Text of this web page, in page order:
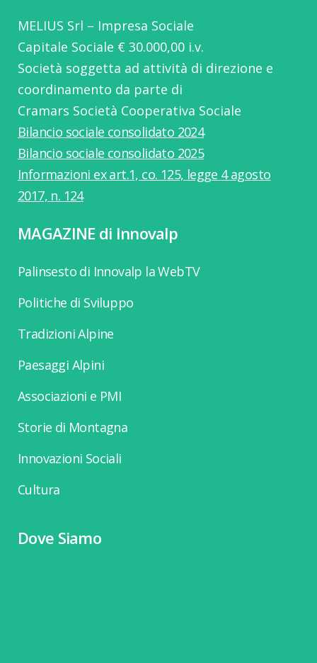
MELIUS Srl – Impresa Sociale
Capitale Sociale € 30.000,00 i.v.
Società soggetta ad attività di direzione e
coordinamento da parte di
Cramars Società Cooperativa Sociale
Bilancio sociale consolidato 2024
Bilancio sociale consolidato 2025
Informazioni ex art.1, co. 125, legge 4 agosto
2017, n. 124
MAGAZINE di Innovalp
Palinsesto di Innovalp la WebTV
Politiche di Sviluppo
Tradizioni Alpine
Paesaggi Alpini
Associazioni e PMI
Storie di Montagna
Innovazioni Sociali
Cultura
Dove Siamo